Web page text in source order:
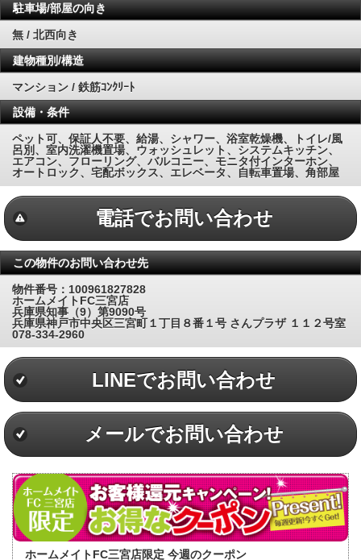
駐車場/部屋の向き
無 / 北西向き
建物種別/構造
マンション / 鉄筋ｺﾝｸﾘｰﾄ
設備・条件
ペット可、保証人不要、給湯、シャワー、浴室乾燥機、トイレ/風
呂別、室内洗濯機置場、ウォッシュレット、システムキッチン、
エアコン、フローリング、バルコニー、モニタ付インターホン、
オートロック、宅配ボックス、エレベータ、自転車置場、角部屋
電話でお問い合わせ
この物件のお問い合わせ先
物件番号：100961827828
ホームメイトFC三宮店
兵庫県知事（9）第9090号
兵庫県神戸市中央区三宮町１丁目８番１号 さんプラザ １１２号室
078-334-2960
LINEでお問い合わせ
メールでお問い合わせ
ホームメイトFC三宮店限定 今週のクーポン